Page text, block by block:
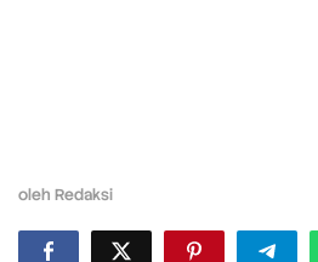
oleh Redaksi